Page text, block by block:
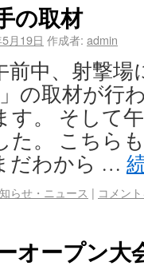
の取材
月19日 作成者: admin
前中、射撃
の取材が行
す。 そして
た。 こちら
だわから …
らせ・ニュース | コメン
オープン大